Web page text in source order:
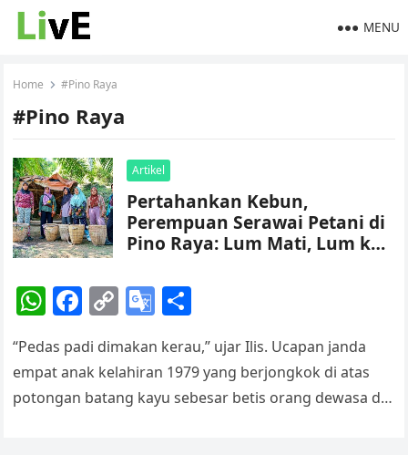
MENU
Home #Pino Raya
#Pino Raya
Artikel
Pertahankan Kebun,
Perempuan Serawai Petani di
Pino Raya: Lum Mati, Lum ke
W
at
s
A
F
c
e
C
p
y
Li
G
o
gl
e
ar
e
“Pedas padi dimakan kerau,” ujar Ilis. Ucapan janda
empat anak kelahiran 1979 yang berjongkok di atas
potongan batang kayu sebesar betis orang dewasa di